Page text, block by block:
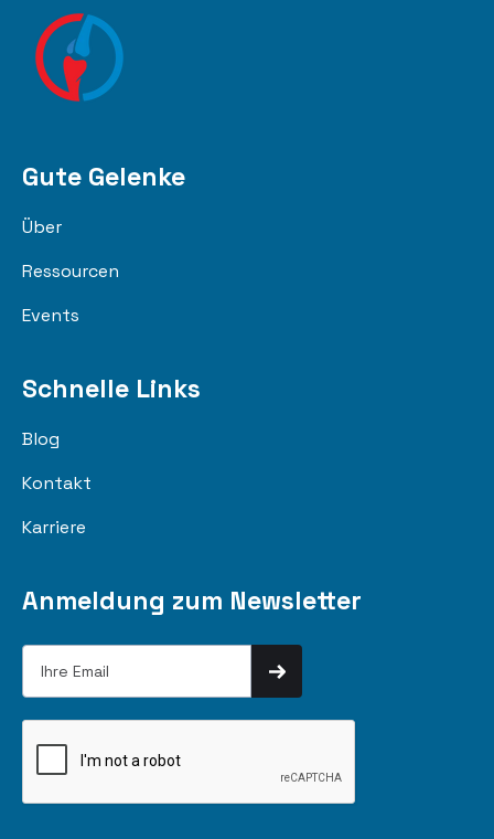
Gute Gelenke
Über
Ressourcen
Events
Schnelle Links
Blog
Kontakt
Karriere
Anmeldung zum Newsletter